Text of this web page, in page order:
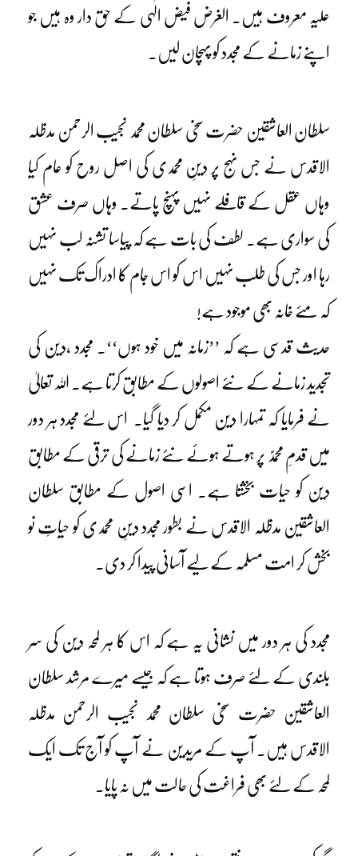
علیہ معروف ہیں۔ الغرض فیض الٰہی کے حق دار وہ ہیں جو
اپنے زمانے کے مجدد کو پہچان لیں۔
سلطان العاشقین حضرت سخی سلطان محمد نجیب الرحمن مدظلہ
الاقدس نے جس نہج پر دینِ محمدی کی اصل روح کو عام کیا
وہاں عقل کے قافلے نہیں پہنچ پاتے۔ وہاں صرف عشق
کی سواری ہے۔ لطف کی بات ہے کہ پیاسا تشنہ لب نہیں
رہا اور جس کی طلب نہیں اس کو اس جام کا ادراک تک نہیں
کہ مئے خانہ بھی موجود ہے!
حدیث قدسی ہے کہ ’’زمانہ میں خود ہوں‘‘۔ مجدد ،دین کی
تجدید زمانے کے نئے اصولوں کے مطابق کرتا ہے۔ اللہ تعالیٰ
نے فرمایا کہ تمہارا دین مکمل کر دیا گیا۔ اس لئے مجدد ہر دور
میں قدمِ محمدؐ پر ہوتے ہوئے نئے زمانے کی ترقی کے مطابق
دین کو حیات بخشتا ہے۔ اسی اصول کے مطابق سلطان
العاشقین مدظلہ الاقدس نے بطور مجدد دینِ محمدی کو حیاتِ نو
بخش کر امت مسلمہ کے لیے آسانی پیدا کر دی۔
مجدد کی ہر دور میں نشانی یہ ہے کہ اس کا ہر لمحہ دین کی سر
بلندی کے لئے صرف ہوتا ہے کہ جیسے میرے مرشد سلطان
العاشقین حضرت سخی سلطان محمد نجیب الرحمن مدظلہ
الاقدس ہیں۔ آپ کے مریدین نے آپ کو آج تک ایک
لمحہ کے لئے بھی فراغت کی حالت میں نہ پایا۔